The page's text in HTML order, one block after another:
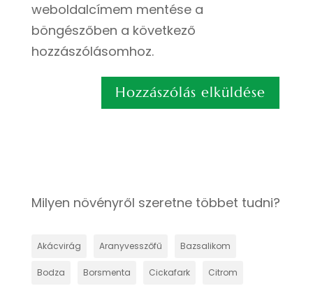
weboldalcímem mentése a
böngészőben a következő
hozzászólásomhoz.
Milyen növényről szeretne többet tudni?
Akácvirág Aranyvesszőfű Bazsalikom
Bodza Borsmenta Cickafark Citrom